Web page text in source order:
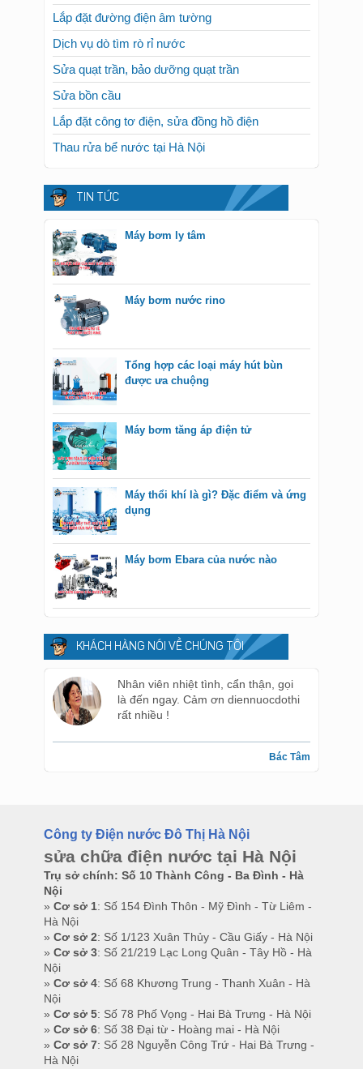
Lắp đặt đường điện âm tường
Dịch vụ dò tìm rò rỉ nước
Sửa quạt trần, bảo dưỡng quạt trần
Sửa bồn cầu
Lắp đặt công tơ điện, sửa đồng hồ điện
Thau rửa bể nước tại Hà Nội
TIN TỨC
Máy bơm ly tâm
Máy bơm nước rino
Tổng hợp các loại máy hút bùn
được ưa chuộng
Máy bơm tăng áp điện tử
Máy thổi khí là gì? Đặc điểm và ứng
dụng
Máy bơm Ebara của nước nào
KHÁCH HÀNG NÓI VỀ CHÚNG TÔI
Nhân viên nhiệt tình, cẩn thận, gọi
là đến ngay. Cảm ơn diennuocdothi
rất nhiều !
Bác Tâm
Công ty Điện nước Đô Thị Hà Nội
sửa chữa điện nước tại Hà Nội
Trụ sở chính: Số 10 Thành Công - Ba Đình - Hà
Nội
» Cơ sở 1: Số 154 Đình Thôn - Mỹ Đình - Từ Liêm -
Hà Nội
» Cơ sở 2: Số 1/123 Xuân Thủy - Cầu Giấy - Hà Nội
» Cơ sở 3: Số 21/219 Lạc Long Quân - Tây Hồ - Hà
Nội
» Cơ sở 4: Số 68 Khương Trung - Thanh Xuân - Hà
Nội
» Cơ sở 5: Số 78 Phố Vọng - Hai Bà Trưng - Hà Nội
» Cơ sở 6: Số 38 Đại từ - Hoàng mai - Hà Nội
» Cơ sở 7: Số 28 Nguyễn Công Trứ - Hai Bà Trưng -
Hà Nội